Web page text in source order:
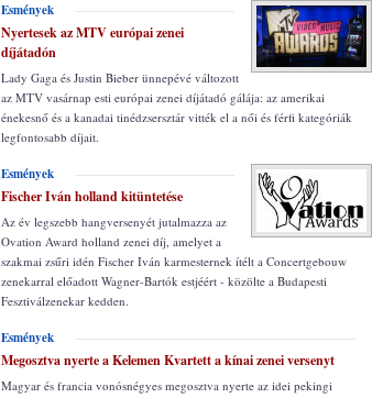
Esmények
Nyertesek az MTV európai zenei
díjátadón
Lady Gaga és Justin Bieber ünnepévé változott
az MTV vasárnap esti európai zenei díjátadó gálája: az amerikai
énekesnő és a kanadai tinédzsersztár vitték el a női és férfi kategóriák
legfontosabb díjait.
Esmények
Fischer Iván holland kitüntetése
Az év legszebb hangversenyét jutalmazza az
Ovation Award holland zenei díj, amelyet a
szakmai zsűri idén Fischer Iván karmesternek ítélt a Concertgebouw
zenekarral előadott Wagner-Bartók estjéért - közölte a Budapesti
Fesztiválzenekar kedden.
Esmények
Megosztva nyerte a Kelemen Kvartett a kínai zenei versenyt
Magyar és francia vonósnégyes megosztva nyerte az idei pekingi